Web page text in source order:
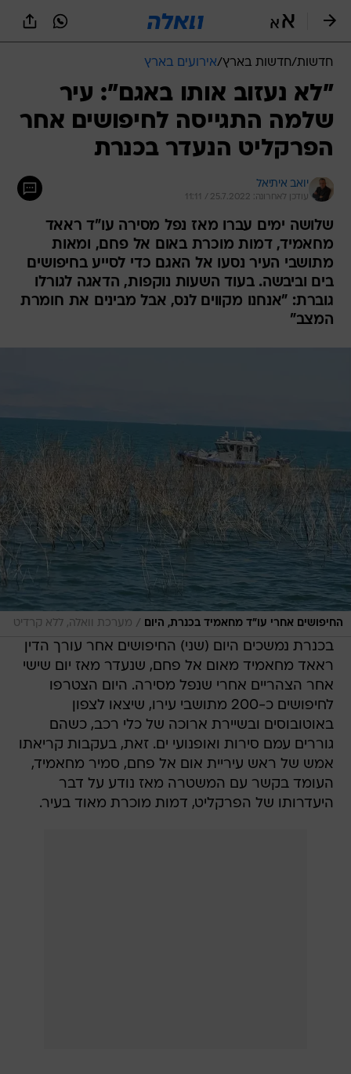
חדשות/חדשות בארץ/אירועים בארץ
"לא נעזוב אותו באגם": עיר
שלמה התגייסה לחיפושים אחר
הפרקליט הנעדר בכנרת
יואב איתיאל
עודכן לאחרונה: 25.7.2022 / 11:11
שלושה ימים עברו מאז נפל מסירה עו"ד ראאד
מחאמיד, דמות מוכרת באום אל פחם, ומאות
מתושבי העיר נסעו אל האגם כדי לסייע בחיפושים
בים וביבשה. בעוד השעות נוקפות, הדאגה לגורלו
גוברת: "אנחנו מקווים לנס, אבל מבינים את חומרת
המצב"
החיפושים אחרי עו"ד מחאמיד בכנרת, היום / מערכת וואלה, ללא קרדיט
בכנרת נמשכים היום (שני) החיפושים אחר עורך הדין
ראאד מחאמיד מאום אל פחם, שנעדר מאז יום שישי
אחר הצהריים אחרי שנפל מסירה. היום הצטרפו
לחיפושים כ-200 מתושבי עירו, שיצאו לצפון
באוטובוסים ובשיירת ארוכה של כלי רכב, כשהם
גוררים עמם סירות ואופנועי ים. זאת, בעקבות קריאתו
אמש של ראש עיריית אום אל פחם, סמיר מחאמיד,
העומד בקשר עם המשטרה מאז נודע על דבר
היעדרותו של הפרקליט, דמות מוכרת מאוד בעיר.